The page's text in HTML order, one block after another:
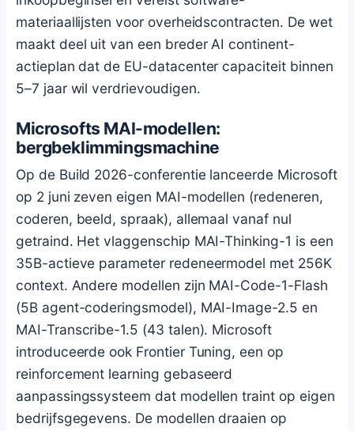
materiaallijsten voor overheidscontracten. De wet
maakt deel uit van een breder AI continent-
actieplan dat de EU-datacenter capaciteit binnen
5–7 jaar wil verdrievoudigen.
Microsofts MAI-modellen:
bergbeklimmingsmachine
Op de Build 2026-conferentie lanceerde Microsoft
op 2 juni zeven eigen MAI-modellen (redeneren,
coderen, beeld, spraak), allemaal vanaf nul
getraind. Het vlaggenschip MAI-Thinking-1 is een
35B-actieve parameter redeneermodel met 256K
context. Andere modellen zijn MAI-Code-1-Flash
(5B agent-coderingsmodel), MAI-Image-2.5 en
MAI-Transcribe-1.5 (43 talen). Microsoft
introduceerde ook Frontier Tuning, een op
reinforcement learning gebaseerd
aanpassingssysteem dat modellen traint op eigen
bedrijfsgegevens. De modellen draaien op